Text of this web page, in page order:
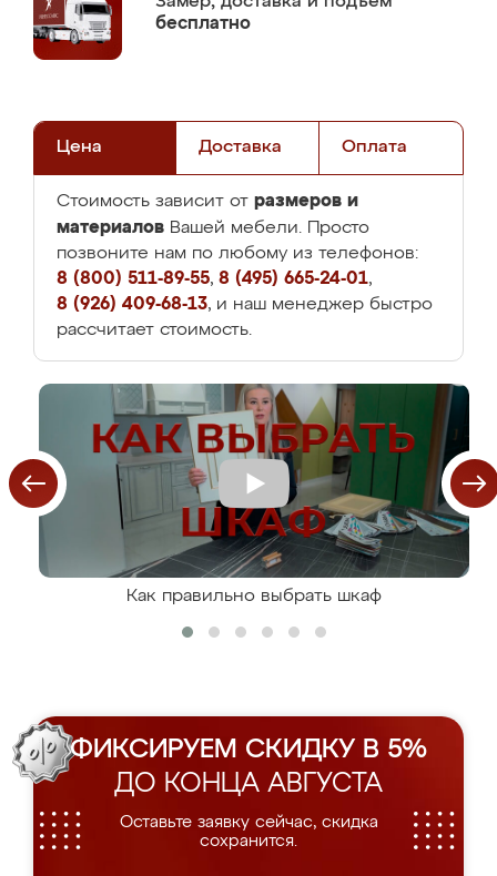
бесплатно
Цена Доставка Оплата
Стоимость зависит от размеров и
материалов Вашей мебели. Просто
позвоните нам по любому из телефонов:
8 (800) 511-89-55, 8 (495) 665-24-01,
8 (926) 409-68-13, и наш менеджер быстро
рассчитает стоимость.
Как правильно выбрать шкаф
ФИКСИРУЕМ СКИДКУ В 5%
ДО КОНЦА АВГУСТА
Оставьте заявку сейчас, скидка
сохранится.